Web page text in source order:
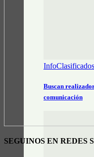
InfoClasificados
Buscan
comunicación
SEGUINOS EN REDES